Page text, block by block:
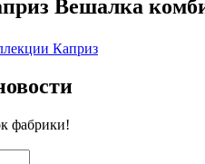
Вешалка
Каприз
фабрики!